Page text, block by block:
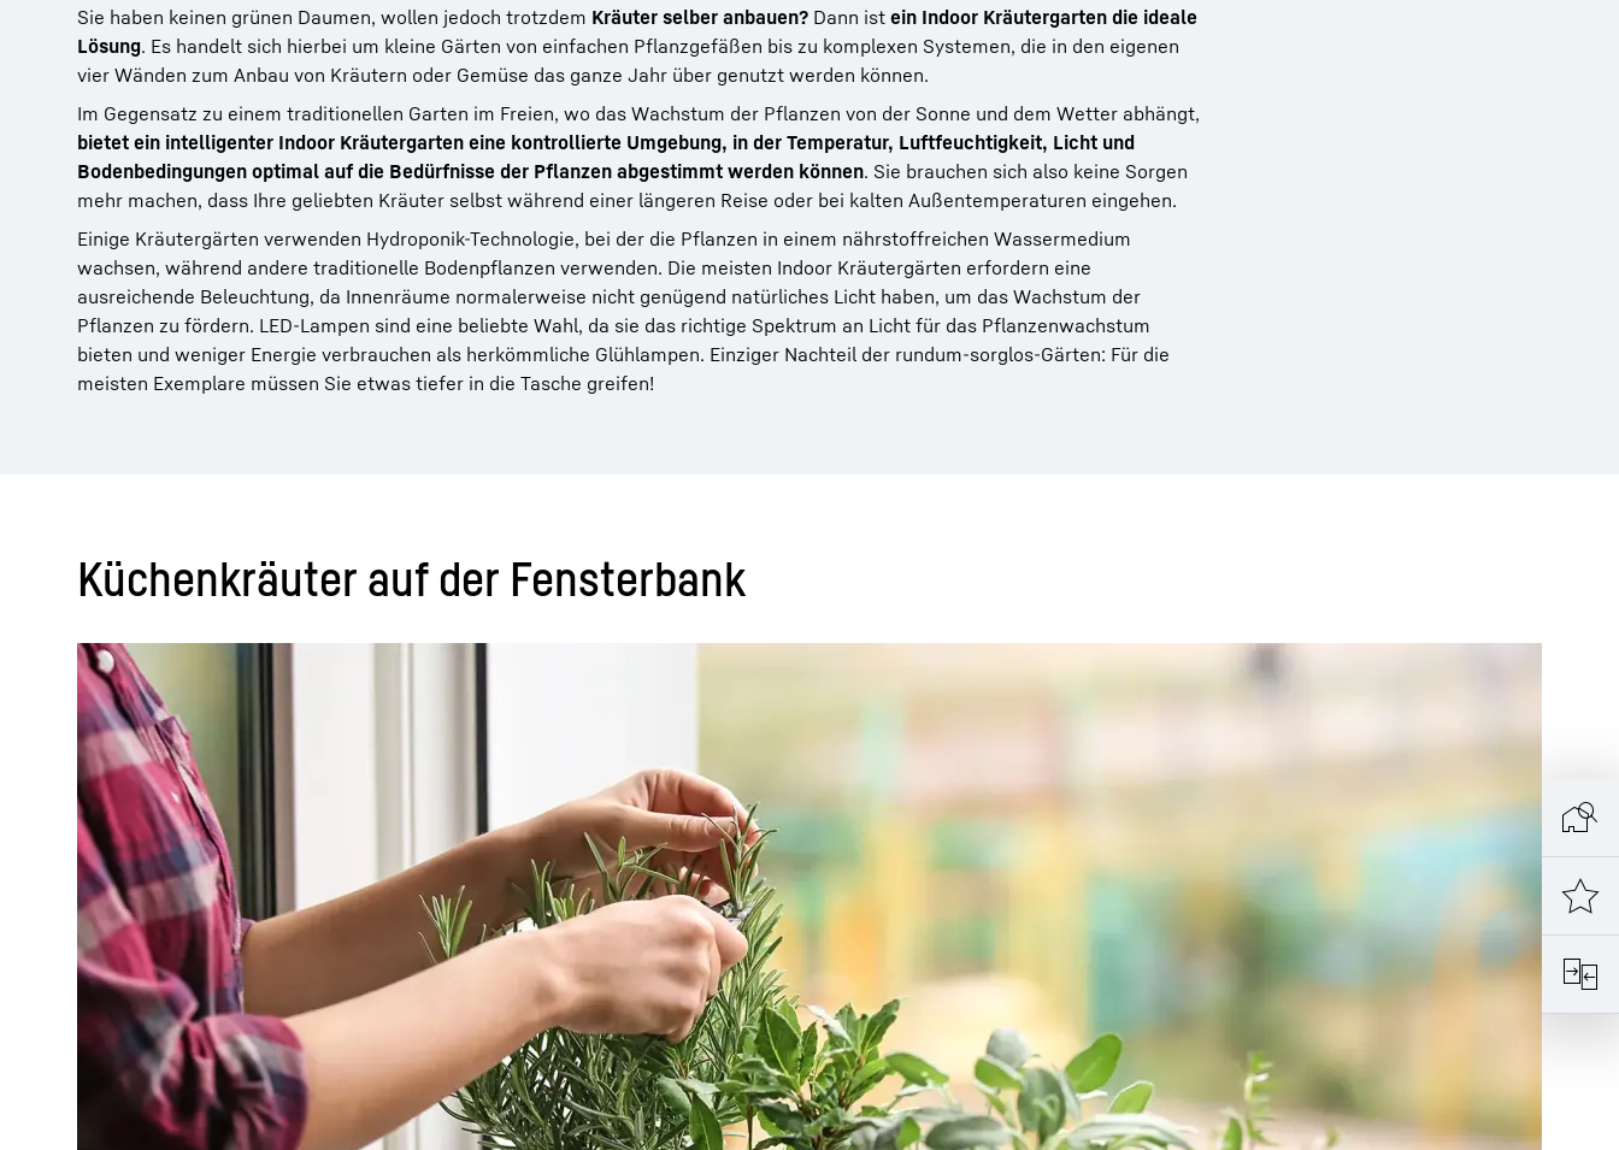
Sie haben keinen grünen Daumen, wollen jedoch trotzdem Kräuter selber anbauen? Dann ist ein Indoor Kräutergarten die ideale
Lösung. Es handelt sich hierbei um kleine Gärten von einfachen Pflanzgefäßen bis zu komplexen Systemen, die in den eigenen
vier Wänden zum Anbau von Kräutern oder Gemüse das ganze Jahr über genutzt werden können.
Im Gegensatz zu einem traditionellen Garten im Freien, wo das Wachstum der Pflanzen von der Sonne und dem Wetter abhängt,
bietet ein intelligenter Indoor Kräutergarten eine kontrollierte Umgebung, in der Temperatur, Luftfeuchtigkeit, Licht und
Bodenbedingungen optimal auf die Bedürfnisse der Pflanzen abgestimmt werden können. Sie brauchen sich also keine Sorgen
mehr machen, dass Ihre geliebten Kräuter selbst während einer längeren Reise oder bei kalten Außentemperaturen eingehen.
Einige Kräutergärten verwenden Hydroponik-Technologie, bei der die Pflanzen in einem nährstoffreichen Wassermedium
wachsen, während andere traditionelle Bodenpflanzen verwenden. Die meisten Indoor Kräutergärten erfordern eine
ausreichende Beleuchtung, da Innenräume normalerweise nicht genügend natürliches Licht haben, um das Wachstum der
Pflanzen zu fördern. LED-Lampen sind eine beliebte Wahl, da sie das richtige Spektrum an Licht für das Pflanzenwachstum
bieten und weniger Energie verbrauchen als herkömmliche Glühlampen. Einziger Nachteil der rundum-sorglos-Gärten: Für die
meisten Exemplare müssen Sie etwas tiefer in die Tasche greifen!
Küchenkräuter auf der Fensterbank